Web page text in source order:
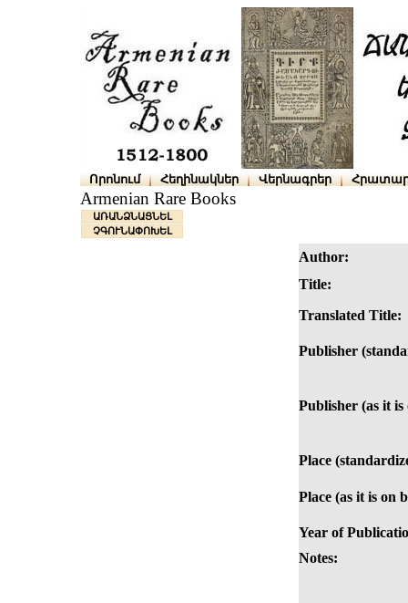
Որոնում Հեղինակներ Վերնագրեր
Armenian Rare Books
ԱՌԱՆՁՆԱՑՆԵԼ
ՉԳՈՒՆԱՓՈԽԵԼ
Author:
Title:
Translated Title:
Publisher
Publisher (as it
Place
Place (as it is on
Year of
Notes: